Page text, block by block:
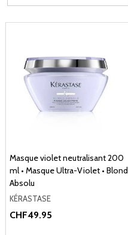
Masque violet neutralisant 200
ml • Masque Ultra-Violet • Blond
Absolu
KÉRASTASE
CHF49.95